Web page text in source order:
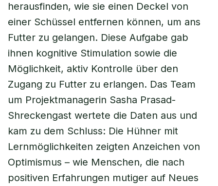
herausfinden, wie sie einen Deckel von
einer Schüssel entfernen können, um ans
Futter zu gelangen. Diese Aufgabe gab
ihnen kognitive Stimulation sowie die
Möglichkeit, aktiv Kontrolle über den
Zugang zu Futter zu erlangen. Das Team
um Projektmanagerin Sasha Prasad-
Shreckengast wertete die Daten aus und
kam zu dem Schluss: Die Hühner mit
Lernmöglichkeiten zeigten Anzeichen von
Optimismus – wie Menschen, die nach
positiven Erfahrungen mutiger auf Neues